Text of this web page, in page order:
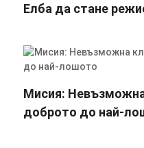
Елба да стане
Мисия:
доброто до най-